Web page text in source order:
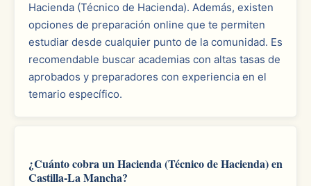
Hacienda (Técnico de Hacienda). Además, existen
opciones de preparación online que te permiten
estudiar desde cualquier punto de la comunidad. Es
recomendable buscar academias con altas tasas de
aprobados y preparadores con experiencia en el
temario específico.
¿Cuánto cobra un Hacienda (Técnico de Hacienda) en
Castilla-La Mancha?